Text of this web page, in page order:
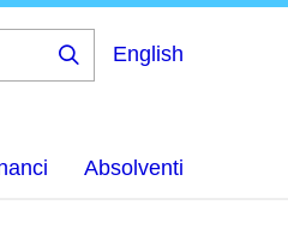
English
Absolventi